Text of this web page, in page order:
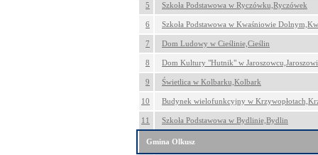
5 Szkoła Podstawowa w Ryczówku,Ryczówek
6 Szkoła Podstawowa w Kwaśniowie
7 Dom Ludowy w Cieślinie,Cieślin
8 Dom Kultury "Hutnik" w
9 Świetlica w Kolbarku,Kolbark
10 Budynek wielofunkcyjny w
11 Szkoła Podstawowa w Bydlinie,Bydlin
Gmina Olkusz